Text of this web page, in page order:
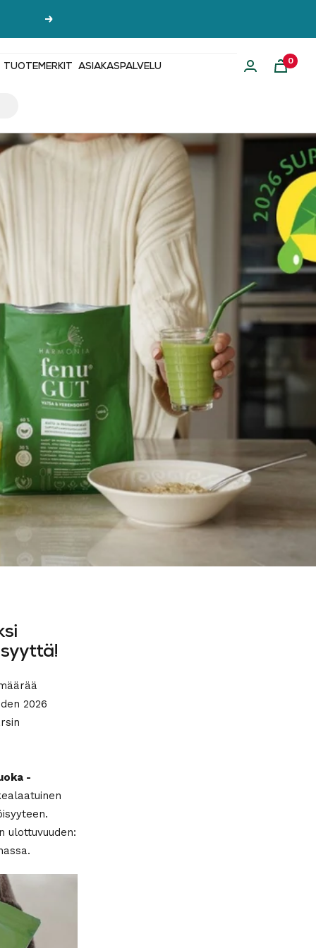
Seuraava
TUOTEMERKIT ASIAKASPALVELU
0
2026
-
ulottuvuuden: